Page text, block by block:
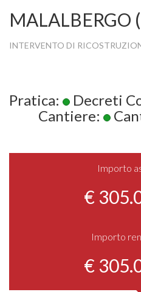
MALALBERGO
INTERVENTO DI
Pratica: Decreti
Cantiere:
Importo
€
Importo
€